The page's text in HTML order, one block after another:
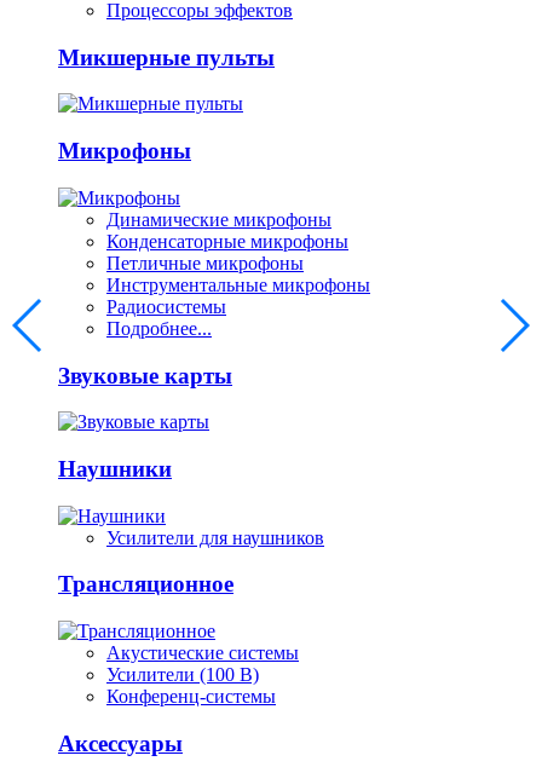
Процессоры эффектов
Микшерные пульты
Микрофоны
Динамические микрофоны
Конденсаторные микрофоны
Петличные микрофоны
Инструментальные микрофоны
Радиосистемы
Подробнее...
Звуковые карты
Наушники
Усилители для наушников
Трансляционное
Акустические системы
Усилители (100 В)
Конференц-системы
Аксессуары